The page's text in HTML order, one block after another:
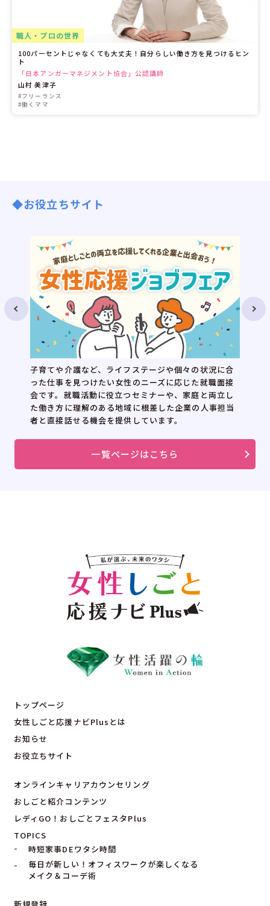
職人・プロの世界
100パーセントじゃなくても大丈夫！自分らしい働き方を見つけるヒン
ト
「日本アンガーマネジメント協会」公認講師
山村 美津子
#フリーランス
#働くママ
◆お役立ちサイト
子育てや介護など、ライフステージや個々の状況に合
った仕事を見つけたい女性のニーズに応じた就職面接
会です。就職活動に役立つセミナーや、家庭と両立し
た働き方に理解のある地域に根差した企業の人事担当
者と直接話せる機会を提供しています。
一覧ページはこちら
トップページ
女性しごと応援ナビPlusとは
お知らせ
お役立ちサイト
オンラインキャリアカウンセリング
おしごと紹介コンテンツ
レディGO！おしごとフェスタPlus
TOPICS
時短家事DEワタシ時間
毎日が新しい！オフィスワークが楽しくなる
メイク＆コーデ術